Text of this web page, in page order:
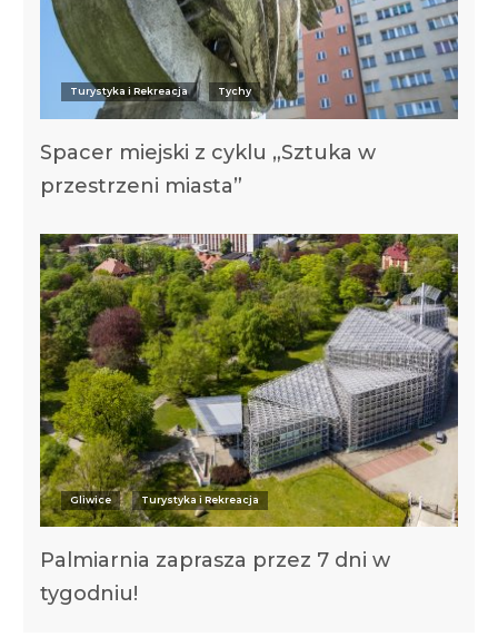
Turystyka i Rekreacja Tychy
Spacer miejski z cyklu „Sztuka w
przestrzeni miasta”
Gliwice Turystyka i Rekreacja
Palmiarnia zaprasza przez 7 dni w
tygodniu!